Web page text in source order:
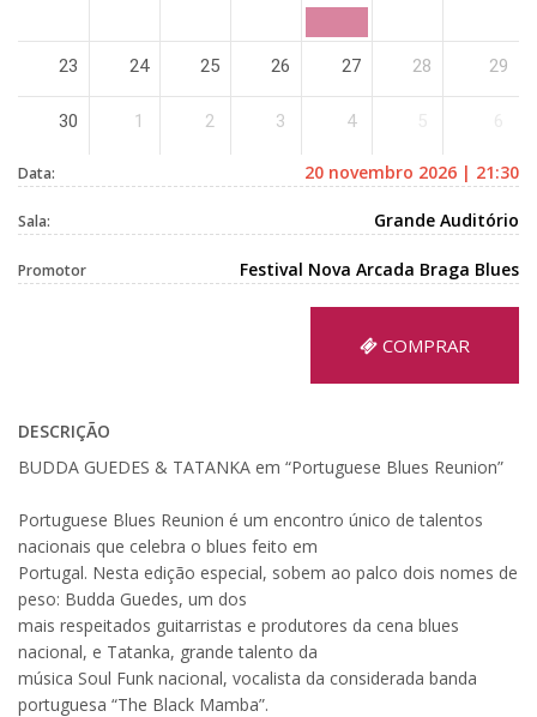
23 24 25 26 27 28 29
30 1 2 3 4
Data: 20 novembro 2026 | 21:30
Sala: Grande Auditório
Promotor Festival Nova Arcada Braga Blues
COMPRAR
DESCRIÇÃO
BUDDA GUEDES & TATANKA em “Portuguese Blues Reunion”
Portuguese Blues Reunion é um encontro único de talentos
nacionais que celebra o blues feito em
Portugal. Nesta edição especial, sobem ao palco dois nomes de
peso: Budda Guedes, um dos
mais respeitados guitarristas e produtores da cena blues
nacional, e Tatanka, grande talento da
música Soul Funk nacional, vocalista da considerada banda
portuguesa “The Black Mamba”.